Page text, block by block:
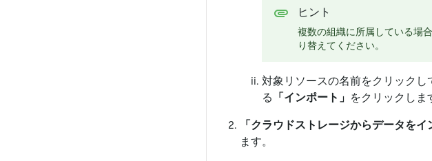
ヒント
複数の組織に所属している場
り替えてください。
対象リソースの名前をクリック
る 「インポート」 をクリックしま
「クラウドストレージからデータをイ
ます。